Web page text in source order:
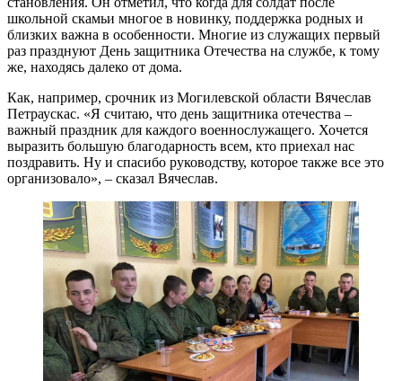
школьной скамьи многое в новинку, поддержка родных и
близких важна в особенности. Многие из служащих первый
раз празднуют День защитника Отечества на службе, к тому
же, находясь далеко от дома.
Как, например, срочник из Могилевской области Вячеслав
Петраускас. «Я считаю, что день защитника отечества –
важный праздник для каждого военнослужащего. Хочется
выразить большую благодарность всем, кто приехал нас
поздравить. Ну и спасибо руководству, которое также все это
организовало», – сказал Вячеслав.